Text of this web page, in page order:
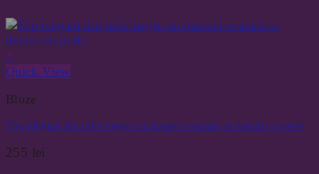
Quick View
Bluze
Top elegant din tulle negru cu maneci evazate si detalii cu perle
255 lei